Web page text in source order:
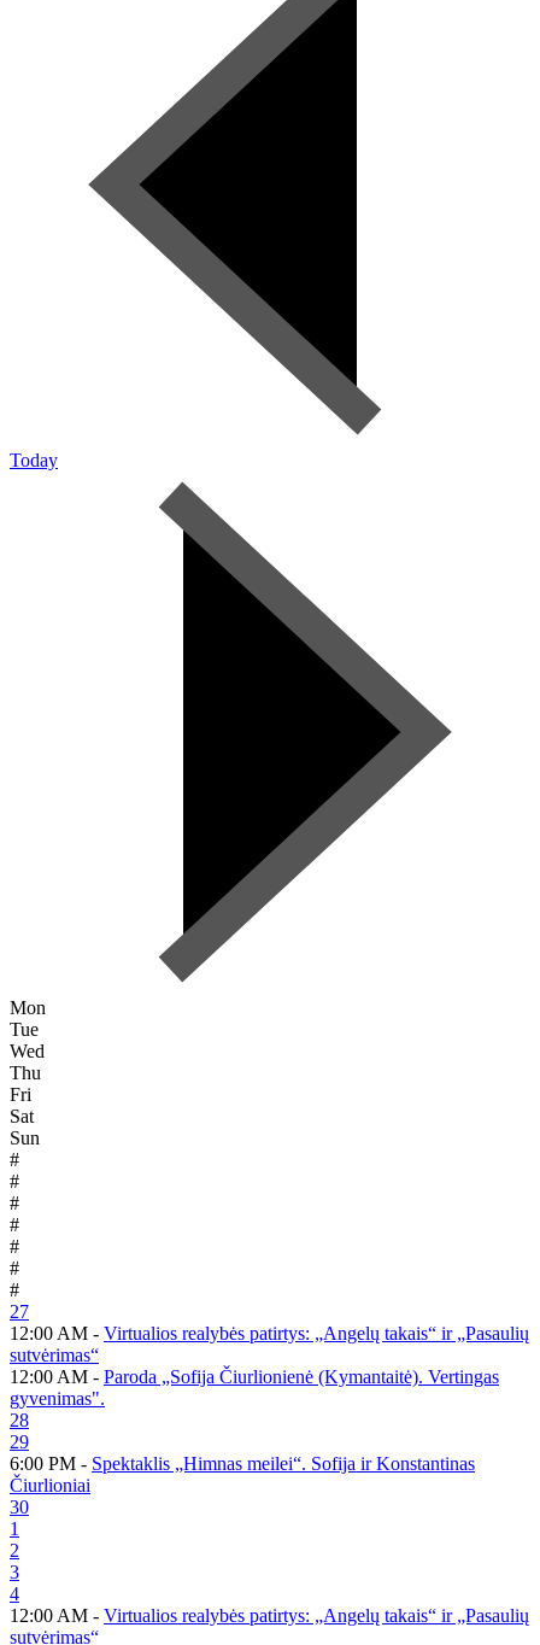
Today
Mon
Tue
Wed
Thu
Fri
Sat
Sun
#
#
#
#
#
#
#
27
12:00 AM - Virtualios realybės patirtys: „Angelų takais“ ir „Pasaulių
sutvėrimas“
12:00 AM - Paroda „Sofija Čiurlionienė (Kymantaitė). Vertingas
gyvenimas".
28
29
6:00 PM - Spektaklis „Himnas meilei“. Sofija ir Konstantinas
Čiurlioniai
30
1
2
3
4
12:00 AM - Virtualios realybės patirtys: „Angelų takais“ ir „Pasaulių
sutvėrimas“